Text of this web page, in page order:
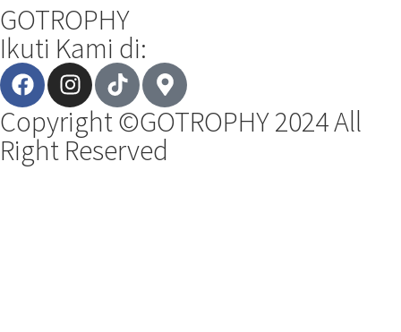
GOTROPHY
Ikuti Kami di:
Copyright ©GOTROPHY 2024 All
Right Reserved